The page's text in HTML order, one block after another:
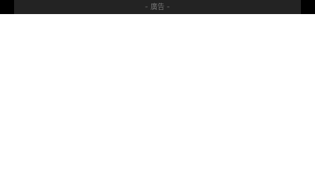
- 廣告 -